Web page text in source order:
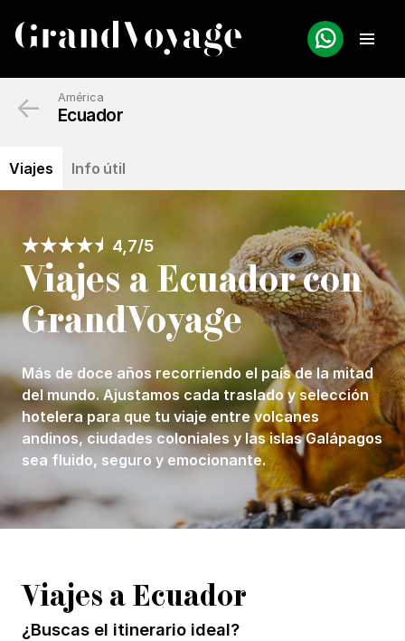
América
Ecuador
Viajes Info útil
←
4,7/5
Viajes a Ecuador con
GrandVoyage
Más de doce años recorriendo el país de la mitad
del mundo. Ajustamos cada traslado y selección
hotelera para que tu viaje entre volcanes
andinos, ciudades coloniales y las islas Galápagos
sea fluido, seguro y emocionante.
Viajes a Ecuador
¿Buscas el itinerario ideal?